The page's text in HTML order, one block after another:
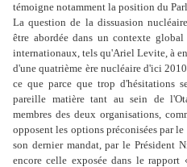
témoigne notamment la position du
La question de la dissuasion
être abordée dans un contexte
internationaux, tels qu'Ariel Levite, à
d'une quatrième ère nucléaire d'ici
ce que parce que trop d'hésitations
pareille matière tant au sein de
membres des deux organisations,
opposent les options préconisées par
son dernier mandat, par le Président
encore celle exposée dans le rapport